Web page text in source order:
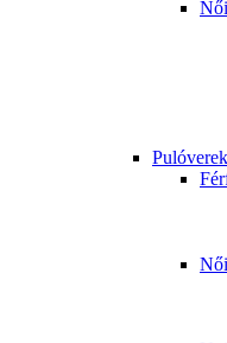
Női
Pulóverek
Női